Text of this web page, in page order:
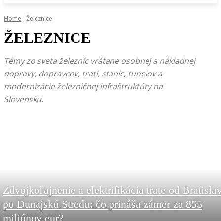
Home Železnice
ŽELEZNICE
Témy zo sveta železníc vrátane osobnej a nákladnej
dopravy, dopravcov, tratí, staníc, tunelov a
modernizácie železničnej infraštruktúry na
Slovensku.
Zdvojkoľajnenie a elektrifikácia trate od
po Dunajskú Stredu: čo prináša zámer za 855
miliónov eur?